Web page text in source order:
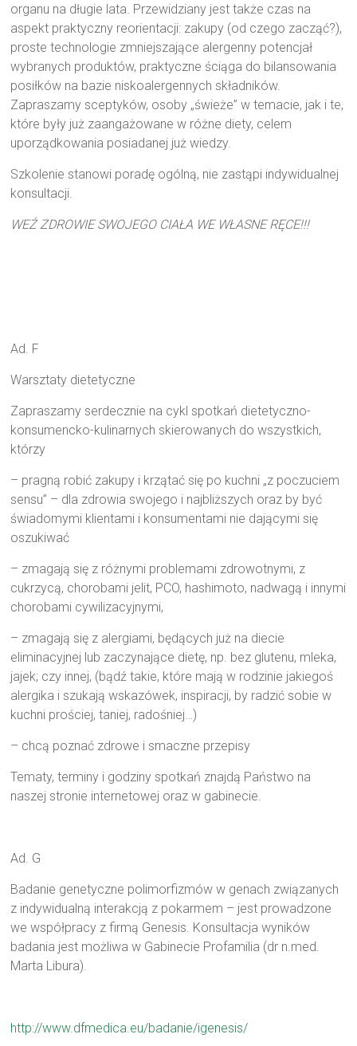
organu na długie lata. Przewidziany jest także czas na
aspekt praktyczny reorientacji: zakupy (od czego zacząć?),
proste technologie zmniejszające alergenny potencjał
wybranych produktów, praktyczne ściąga do bilansowania
posiłków na bazie niskoalergennych składników.
Zapraszamy sceptyków, osoby „świeże” w temacie, jak i te,
które były już zaangażowane w różne diety, celem
uporządkowania posiadanej już wiedzy.
Szkolenie stanowi poradę ogólną, nie zastąpi indywidualnej
konsultacji.
WEŹ ZDROWIE SWOJEGO CIAŁA WE WŁASNE RĘCE!!!
Ad. F
Warsztaty dietetyczne
Zapraszamy serdecznie na cykl spotkań dietetyczno-
konsumencko-kulinarnych skierowanych do wszystkich,
którzy
– pragną robić zakupy i krzątać się po kuchni „z poczuciem
sensu” – dla zdrowia swojego i najbliższych oraz by być
świadomymi klientami i konsumentami nie dającymi się
oszukiwać
– zmagają się z różnymi problemami zdrowotnymi, z
cukrzycą, chorobami jelit, PCO, hashimoto, nadwagą i innymi
chorobami cywilizacyjnymi,
– zmagają się z alergiami, będących już na diecie
eliminacyjnej lub zaczynające dietę, np. bez glutenu, mleka,
jajek; czy innej, (bądź takie, które mają w rodzinie jakiegoś
alergika i szukają wskazówek, inspiracji, by radzić sobie w
kuchni prościej, taniej, radośniej…)
– chcą poznać zdrowe i smaczne przepisy
Tematy, terminy i godziny spotkań znajdą Państwo na
naszej stronie internetowej oraz w gabinecie.
Ad. G
Badanie genetyczne polimorfizmów w genach związanych
z indywidualną interakcją z pokarmem – jest prowadzone
we współpracy z firmą Genesis. Konsultacja wyników
badania jest możliwa w Gabinecie Profamilia (dr n.med.
Marta Libura).
http://www.dfmedica.eu/badanie/igenesis/